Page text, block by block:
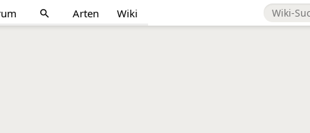
search Arten Wiki